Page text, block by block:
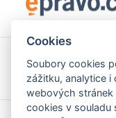
Cookies
Soubory cookies
zážitku, analytice i
webových
cookies v souladu